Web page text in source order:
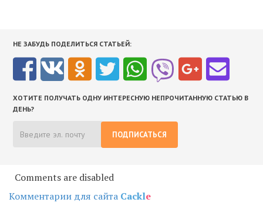
НЕ ЗАБУДЬ ПОДЕЛИТЬСЯ СТАТЬЕЙ:
ХОТИТЕ ПОЛУЧАТЬ ОДНУ ИНТЕРЕСНУЮ НЕПРОЧИТАННУЮ СТАТЬЮ В
ДЕНЬ?
ПОДПИСАТЬСЯ
Comments are disabled
Комментарии для сайта Cackle